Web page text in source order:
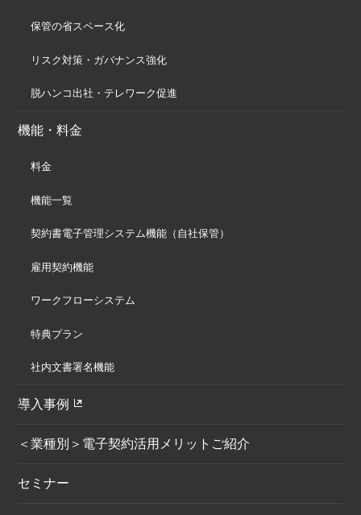
保管の省スペース化
リスク対策・ガバナンス強化
脱ハンコ出社・テレワーク促進
機能・料金
料金
機能一覧
契約書電子管理システム機能（自社保管）
雇用契約機能
ワークフローシステム
特典プラン
社内文書署名機能
導入事例
＜業種別＞電子契約活用メリットご紹介
セミナー